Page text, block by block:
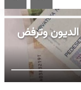
الديون وترفض